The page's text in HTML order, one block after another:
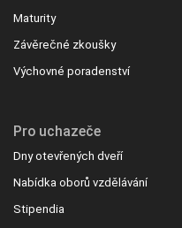
Maturity
Závěrečné zkoušky
Výchovné poradenství
Pro uchazeče
Dny otevřených dveří
Nabídka oborů vzdělávání
Stipendia